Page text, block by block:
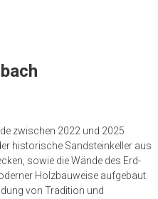
zwischen 2022 und 2025
historische Sandsteinkeller aus
sowie die Wände des Erd-
Holzbauweise aufgebaut.
von Tradition und